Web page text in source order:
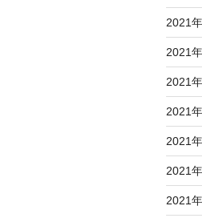
2021
2021
2021
2021
2021
2021
2021